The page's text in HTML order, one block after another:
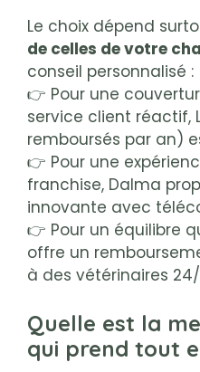
Le choix dépend
de celles de votre
conseil personnalisé :
👉 Pour une
service client réactif,
remboursés par an)
👉 Pour une
franchise, Dalma
innovante avec
👉 Pour un équilibre
offre un
à des vétérinaires 24/
Quelle est la
qui prend tout